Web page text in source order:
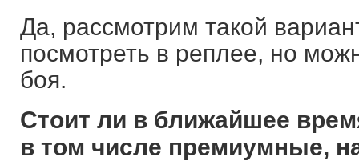
Да, рассмотрим такой
посмотреть в реплее, но
боя.
Стоит ли в ближайшее
в том числе премиумные,